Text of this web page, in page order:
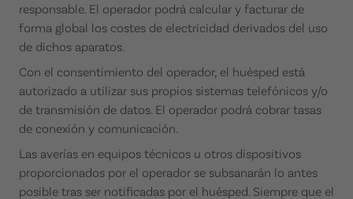
responsable. El operador podrá calcular y facturar de
forma global los costes de electricidad derivados del uso
de dichos aparatos.
Con el consentimiento del operador, el huésped está
autorizado a utilizar sus propios sistemas telefónicos y/o
de transmisión de datos. El operador podrá cobrar tasas
de conexión y comunicación.
Las averías en equipos técnicos u otros dispositivos
proporcionados por el operador se subsanarán lo antes
posible tras ser notificadas por el huésped. Siempre que el